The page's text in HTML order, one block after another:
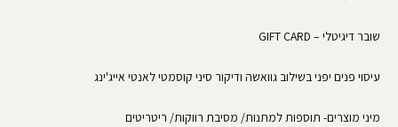
שובר דיגיטלי – GIFT CARD
עיסוי פנים יפני בשילוב גוואשה ודיקור סיני קוסמטי לאנטי אייג'ינג
מיני מוצרים- תוספות למתנות/ מסיבת רווקות/ ריטריטים